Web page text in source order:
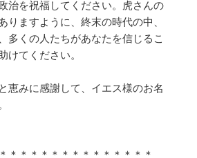
治を祝福してください。虎さんの
りますように、終末の時代の中、
多くの人たちがあなたを信じるこ
けてください。
恵みに感謝して、イエス様のお名
＊＊＊＊＊＊＊＊＊＊＊＊＊＊